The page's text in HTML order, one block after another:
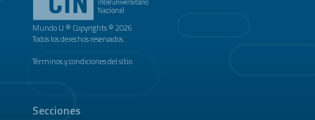
Mundo U ® Copyrights © 2026
Todos los derechos reservados.
Términos y condiciones del sitio
Secciones